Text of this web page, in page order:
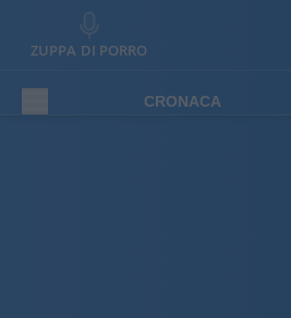
ZUPPA DI PORRO
CRONACA